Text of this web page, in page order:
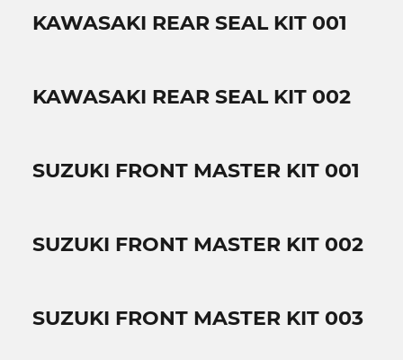
KAWASAKI REAR SEAL KIT 001
KAWASAKI REAR SEAL KIT 002
SUZUKI FRONT MASTER KIT 001
SUZUKI FRONT MASTER KIT 002
SUZUKI FRONT MASTER KIT 003